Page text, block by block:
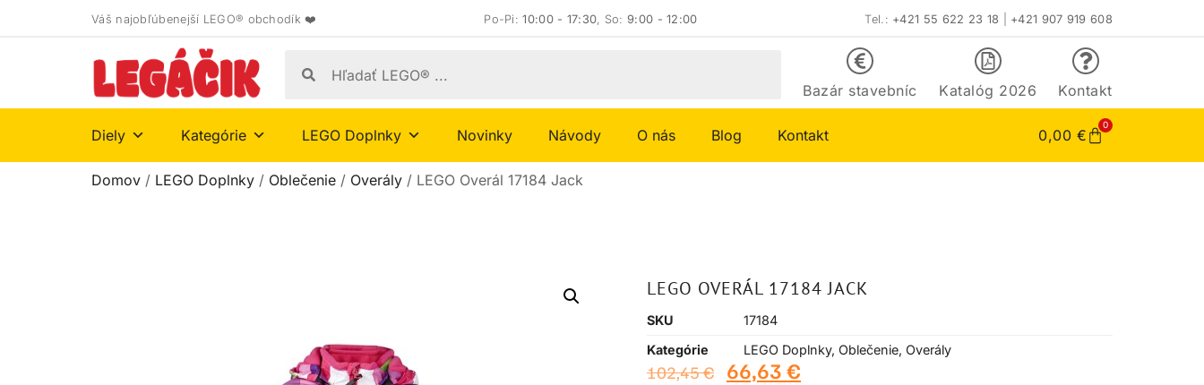
Váš najobľúbenejší LEGO® obchodík ❤️ Po-Pi:10:00 - 17:30, So:9:00 - 12:00 Tel.: +421 55 622 23 18 +421 907 919 608
Bazár stavebníc Katalóg 2026 Kontakt
Diely Kategórie LEGO Doplnky Novinky Návody O nás Blog Kontakt 0,00 €
0
Domov / LEGO Doplnky / Oblečenie / Overály / LEGO Overál 17184 Jack
LEGO OVERÁL 17184 JACK
SKU
17184
Kategórie
LEGO Doplnky, Oblečenie, Overály
102,45€ 66,63 €